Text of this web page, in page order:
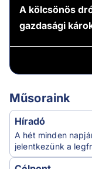
A kölcsönös
gazdasági
Műsoraink
Híradó
A hét minden
jelentkezünk a